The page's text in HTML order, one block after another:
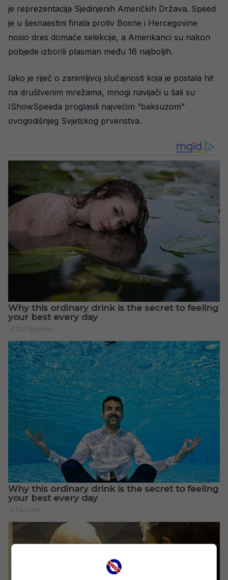
je reprezentacija Sjedinjenih Američkih Država. Speed
je u šesnaestini finala protiv Bosne i Hercegovine
nosio dres domaće selekcije, a Amerikanci su nakon
pobjede izborili plasman među 16 najboljih.
Iako je riječ o zanimljivoj slučajnosti koja je postala hit
na društvenim mrežama, mnogi navijači u šali su
IShowSpeeda proglasili najvećim “baksuzom”
ovogodišnjeg Svjetskog prvenstva.